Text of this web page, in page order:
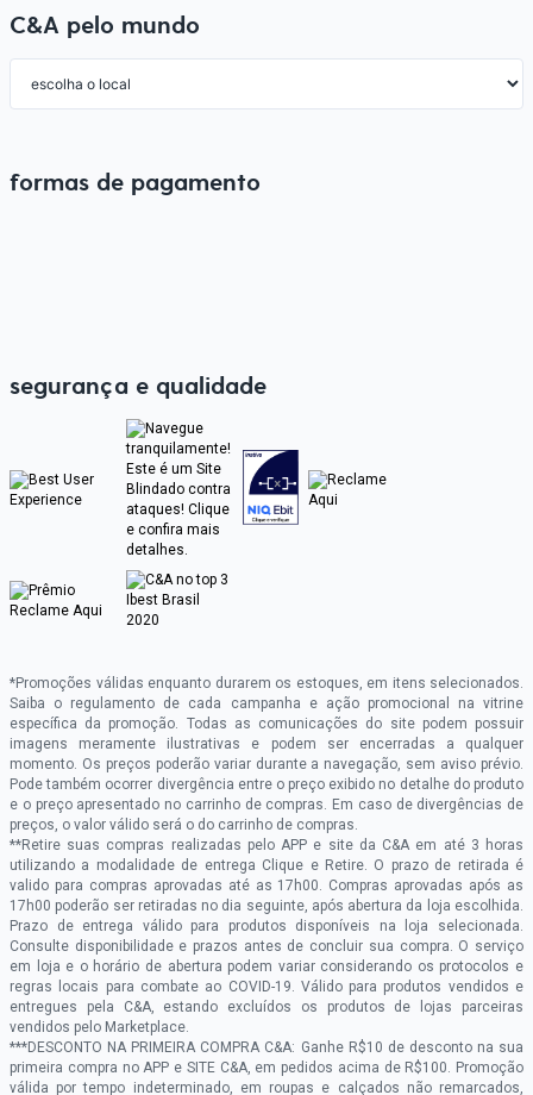
C&A pelo mundo
formas de pagamento
segurança e qualidade
*Promoções válidas enquanto durarem os estoques, em itens selecionados.
Saiba o regulamento de cada campanha e ação promocional na vitrine
específica da promoção. Todas as comunicações do site podem possuir
imagens meramente ilustrativas e podem ser encerradas a qualquer
momento. Os preços poderão variar durante a navegação, sem aviso prévio.
Pode também ocorrer divergência entre o preço exibido no detalhe do produto
e o preço apresentado no carrinho de compras. Em caso de divergências de
preços, o valor válido será o do carrinho de compras.
**Retire suas compras realizadas pelo APP e site da C&A em até 3 horas
utilizando a modalidade de entrega Clique e Retire. O prazo de retirada é
valido para compras aprovadas até as 17h00. Compras aprovadas após as
17h00 poderão ser retiradas no dia seguinte, após abertura da loja escolhida.
Prazo de entrega válido para produtos disponíveis na loja selecionada.
Consulte disponibilidade e prazos antes de concluir sua compra. O serviço
em loja e o horário de abertura podem variar considerando os protocolos e
regras locais para combate ao COVID-19. Válido para produtos vendidos e
entregues pela C&A, estando excluídos os produtos de lojas parceiras
vendidos pelo Marketplace.
***DESCONTO NA PRIMEIRA COMPRA C&A: Ganhe R$10 de desconto na sua
primeira compra no APP e SITE C&A, em pedidos acima de R$100. Promoção
válida por tempo indeterminado, em roupas e calçados não remarcados,